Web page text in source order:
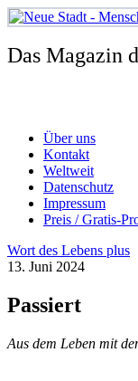
Zum
Inhalt
springen
Das Magazin
Über uns
Kontakt
Weltweit
Datenschutz
Impressum
Preis / Gratis-
Wort des Lebens plus
13. Juni 2024
Passiert
Aus dem Leben mit